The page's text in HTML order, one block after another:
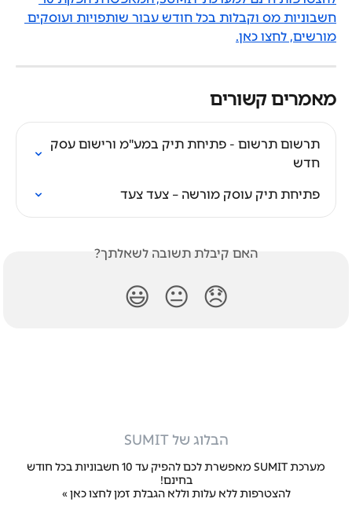
חשבוניות מס וקבלות בכל חודש עבור שותפויות ועוסקים
מורשים, לחצו כאן.
מאמרים קשורים
תרשום תרשום - פתיחת תיק במע"מ ורישום עסק
חדש
פתיחת תיק עוסק מורשה – צעד צעד
האם קיבלת תשובה לשאלתך?
😞
😐
😃
הבלוג של SUMIT
מערכת SUMIT מאפשרת לכם להפיק עד 10 חשבוניות בכל חודש
בחינם!
להצטרפות ללא עלות וללא הגבלת זמןלחצו כאן »